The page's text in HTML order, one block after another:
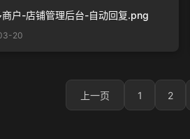
商户-店铺管理后台-自动回复.png
20
上一页 1 2